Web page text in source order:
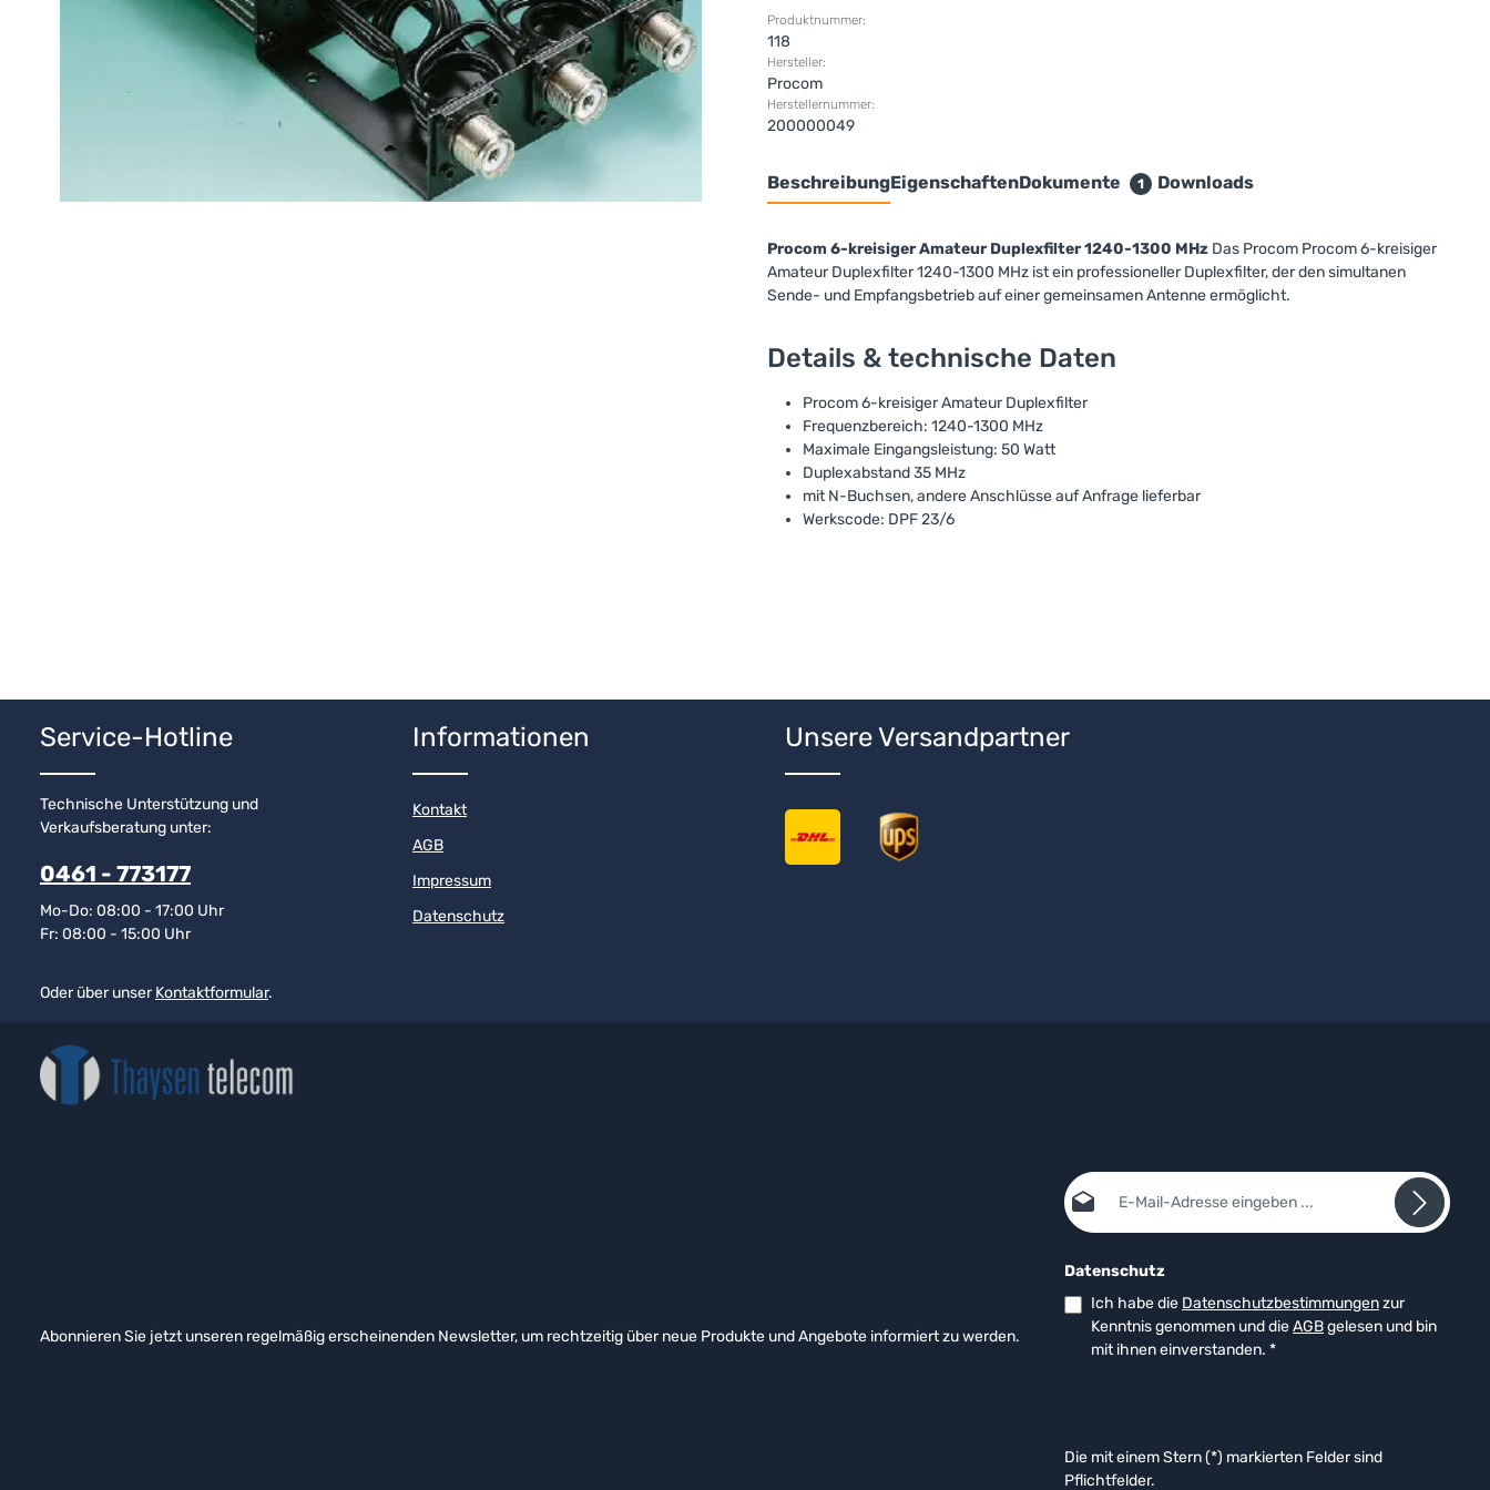
Produktnummer:
118
Hersteller:
Procom
Herstellernummer:
200000049
BeschreibungEigenschaftenDokumente 1 Downloads
Procom 6-kreisiger Amateur Duplexfilter 1240-1300 MHz Das Procom Procom 6-kreisiger
Amateur Duplexfilter 1240-1300 MHz ist ein professioneller Duplexfilter, der den simultanen
Sende- und Empfangsbetrieb auf einer gemeinsamen Antenne ermöglicht.
Details & technische Daten
Procom 6-kreisiger Amateur Duplexfilter
Frequenzbereich: 1240-1300 MHz
Maximale Eingangsleistung: 50 Watt
Duplexabstand 35 MHz
mit N-Buchsen, andere Anschlüsse auf Anfrage lieferbar
Werkscode: DPF 23/6
Service-Hotline
Technische Unterstützung und
Verkaufsberatung unter:
0461 - 773177
Mo-Do: 08:00 - 17:00 Uhr
Fr: 08:00 - 15:00 Uhr
Oder über unserKontaktformular.
Informationen
Kontakt
AGB
Impressum
Datenschutz
Unsere Versandpartner
Abonnieren Sie jetzt unseren regelmäßig erscheinenden Newsletter, um rechtzeitig über neue Produkte und Angebote informiert zu werden.
E-Mail-Adresse*
Datenschutz
Ich habe die Datenschutzbestimmungenzur
Kenntnis genommen und dieAGBgelesen und bin
mit ihnen einverstanden. *
Die mit einem Stern (*) markierten Felder sind
Pflichtfelder.